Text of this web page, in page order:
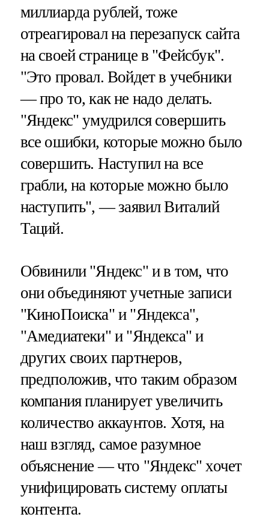
миллиарда рублей, тоже
отреагировал на перезапуск сайта
на своей странице в "Фейсбук".
"Это провал. Войдет в учебники
— про то, как не надо делать.
"Яндекс" умудрился совершить
все ошибки, которые можно было
совершить. Наступил на все
грабли, на которые можно было
наступить", — заявил Виталий
Таций.
Обвинили "Яндекс" и в том, что
они объединяют учетные записи
"КиноПоиска" и "Яндекса",
"Амедиатеки" и "Яндекса" и
других своих партнеров,
предположив, что таким образом
компания планирует увеличить
количество аккаунтов. Хотя, на
наш взгляд, самое разумное
объяснение — что "Яндекс" хочет
унифицировать систему оплаты
контента.